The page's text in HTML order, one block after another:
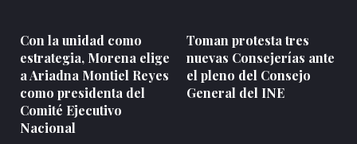
Con la unidad como
estrategia, Morena elige
a Ariadna Montiel Reyes
como presidenta del
Comité Ejecutivo
Nacional
Toman protesta tres
nuevas Consejerías ante
el pleno del Consejo
General del INE